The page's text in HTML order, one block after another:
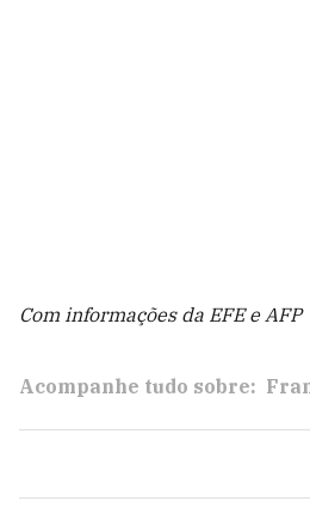
Com informações da EFE e AFP
Acompanhe tudo sobre: